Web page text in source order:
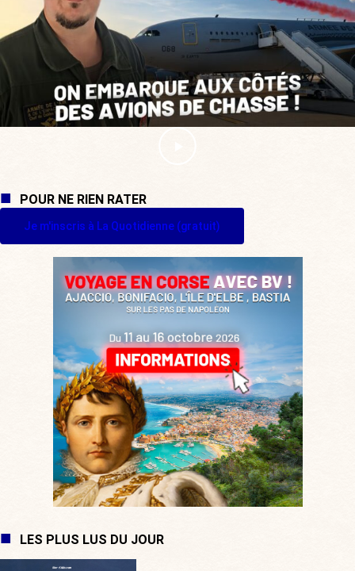
POUR NE RIEN RATER
Je m'inscris à La Quotidienne (gratuit)
LES PLUS LUS DU JOUR